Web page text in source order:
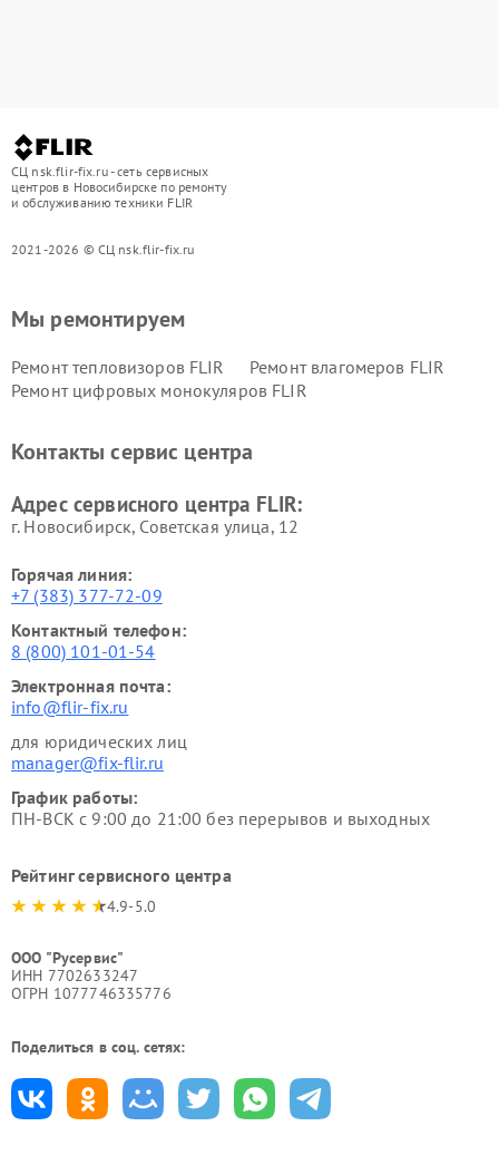
СЦ nsk.flir-fix.ru - сеть сервисных
центров в Новосибирске по ремонту
и обслуживанию техники FLIR
2021-2026 © СЦ nsk.flir-fix.ru
Мы ремонтируем
Ремонт тепловизоров FLIR
Ремонт влагомеров FLIR
Ремонт цифровых монокуляров FLIR
Контакты сервис центра
Адрес сервисного центра FLIR:
г. Новосибирск, Советская улица, 12
Горячая линия:
+7 (383) 377-72-09
Контактный телефон:
8 (800) 101-01-54
Электронная почта:
info@flir-fix.ru
для юридических лиц
manager@fix-flir.ru
График работы:
ПН-ВСК с 9:00 до 21:00 без перерывов и выходных
Рейтинг сервисного центра
4.9-5.0
ООО "Русервис"
ИНН 7702633247
ОГРН 1077746335776
Поделиться в соц. сетях: